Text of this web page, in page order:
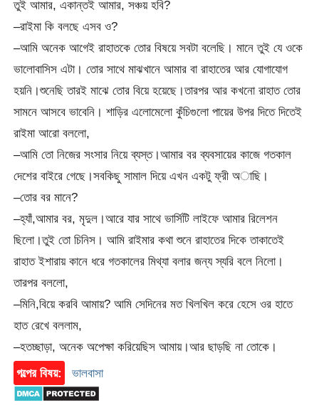
তুই আমার, একান্তই আমার, সঞ্চয় হবি?
–রাইমা কি বলছে এসব ও?
–আমি অনেক আগেই রাহাতকে তোর বিষয়ে সবটা বলেছি। মানে তুই যে ওকে
ভালোবাসিস এটা। তোর সাথে মাঝখানে আমার বা রাহাতের আর যোগাযোগ
হয়নি।শুনেছি তারই মাঝে তোর বিয়ে হয়েছে।তারপর আর কখনো রাহাত তোর
সামনে আসবে ভাবেনি। শাড়ির এলোমেলো কুঁচিগুলো পায়ের উপর দিতে দিতেই
রাইমা আরো বললো,
–আমি তো নিজের সংসার নিয়ে ব্যস্ত।আমার বর ব্যবসায়ের কাজে গতকাল
দেশের বাইরে গেছে।সবকিছু সামাল দিয়ে এখন একটু ফ্রী অাছি।
–তোর বর মানে?
–হ্যাঁ,আমার বর, মৃদুল।আরে যার সাথে ভার্সিটি লাইফে আমার রিলেশন
ছিলো।তুই তো চিনিস। আমি রাইমার কথা শুনে রাহাতের দিকে তাকাতেই
রাহাত ইশারায় কানে ধরে গতকালের মিথ্যা বলার জন্য স্যরি বলে নিলো।
তারপর বললো,
–মিনি,বিয়ে করবি আমায়? আমি সেদিনের মত খিলখিল করে হেসে ওর হাতে
হাত রেখে বললাম,
–হতচ্ছাড়া, অনেক অপেক্ষা করিয়েছিস আমায়।আর ছাড়ছি না তোকে।
গল্পের বিষয়:
ভালবাসা